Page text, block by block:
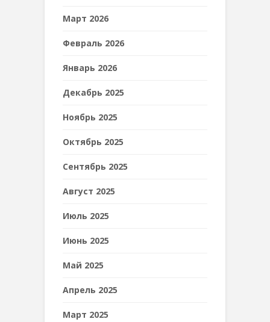
Март 2026
Февраль 2026
Январь 2026
Декабрь 2025
Ноябрь 2025
Октябрь 2025
Сентябрь 2025
Август 2025
Июль 2025
Июнь 2025
Май 2025
Апрель 2025
Март 2025